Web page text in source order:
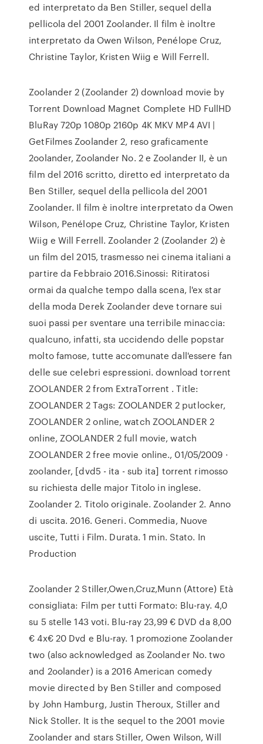
ed interpretato da Ben Stiller, sequel della
pellicola del 2001 Zoolander. Il film è inoltre
interpretato da Owen Wilson, Penélope Cruz,
Christine Taylor, Kristen Wiig e Will Ferrell.
Zoolander 2 (Zoolander 2) download movie by
Torrent Download Magnet Complete HD FullHD
BluRay 720p 1080p 2160p 4K MKV MP4 AVI |
GetFilmes Zoolander 2, reso graficamente
2oolander, Zoolander No. 2 e Zoolander II, è un
film del 2016 scritto, diretto ed interpretato da
Ben Stiller, sequel della pellicola del 2001
Zoolander. Il film è inoltre interpretato da Owen
Wilson, Penélope Cruz, Christine Taylor, Kristen
Wiig e Will Ferrell. Zoolander 2 (Zoolander 2) è
un film del 2015, trasmesso nei cinema italiani a
partire da Febbraio 2016.Sinossi: Ritiratosi
ormai da qualche tempo dalla scena, l'ex star
della moda Derek Zoolander deve tornare sui
suoi passi per sventare una terribile minaccia:
qualcuno, infatti, sta uccidendo delle popstar
molto famose, tutte accomunate dall'essere fan
delle sue celebri espressioni. download torrent
ZOOLANDER 2 from ExtraTorrent . Title:
ZOOLANDER 2 Tags: ZOOLANDER 2 putlocker,
ZOOLANDER 2 online, watch ZOOLANDER 2
online, ZOOLANDER 2 full movie, watch
ZOOLANDER 2 free movie online., 01/05/2009 ·
zoolander, [dvd5 - ita - sub ita] torrent rimosso
su richiesta delle major Titolo in inglese.
Zoolander 2. Titolo originale. Zoolander 2. Anno
di uscita. 2016. Generi. Commedia, Nuove
uscite, Tutti i Film. Durata. 1 min. Stato. In
Production
Zoolander 2 Stiller,Owen,Cruz,Munn (Attore) Età
consigliata: Film per tutti Formato: Blu-ray. 4,0
su 5 stelle 143 voti. Blu-ray 23,99 € DVD da 8,00
€ 4x€ 20 Dvd e Blu-ray. 1 promozione Zoolander
two (also acknowledged as Zoolander No. two
and 2oolander) is a 2016 American comedy
movie directed by Ben Stiller and composed
by John Hamburg, Justin Theroux, Stiller and
Nick Stoller. It is the sequel to the 2001 movie
Zoolander and stars Stiller, Owen Wilson, Will